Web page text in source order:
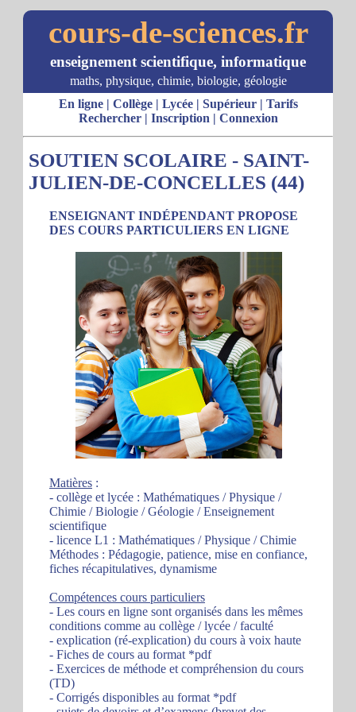
cours-de-sciences.fr
enseignement scientifique, informatique
maths, physique, chimie, biologie, géologie
En ligne| Collège| Lycée| Supérieur| Tarifs
Rechercher| Inscription | Connexion
SOUTIEN SCOLAIRE - SAINT-
JULIEN-DE-CONCELLES (44)
ENSEIGNANT INDÉPENDANT PROPOSE
DES COURS PARTICULIERS EN LIGNE
Matières :
- collège et lycée : Mathématiques / Physique /
Chimie / Biologie / Géologie / Enseignement
scientifique
- licence L1 : Mathématiques / Physique / Chimie
Méthodes : Pédagogie, patience, mise en confiance,
fiches récapitulatives, dynamisme
Compétences cours particuliers
- Les cours en ligne sont organisés dans les mêmes
conditions comme au collège / lycée / faculté
- explication (ré-explication) du cours à voix haute
- Fiches de cours au format *pdf
- Exercices de méthode et compréhension du cours
(TD)
- Corrigés disponibles au format *pdf